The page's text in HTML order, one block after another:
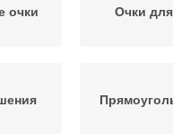
очки Очки